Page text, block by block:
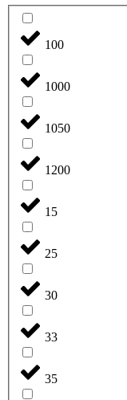
100
1000
1050
1200
15
25
30
33
35